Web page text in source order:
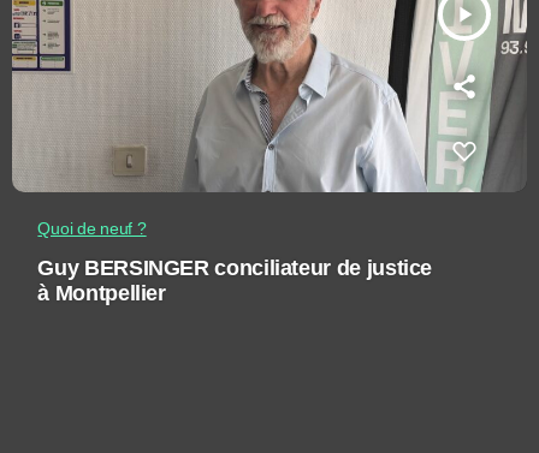
play_arrow
Quoi de neuf ?
Guy BERSINGER conciliateur de justice
à Montpellier